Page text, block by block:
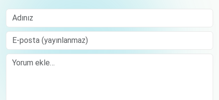
Adınız
E-posta (yayınlanmaz)
Comment